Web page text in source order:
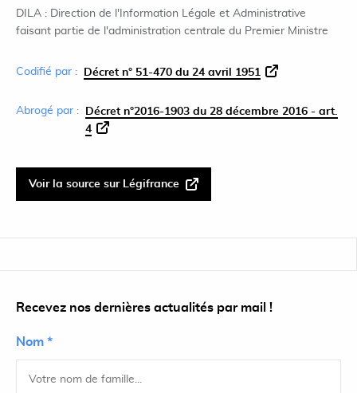
DILA : Direction de l'Information Légale et Administrative
faisant partie de l'administration centrale du Premier Ministre
Codifié par : Décret n° 51-470 du 24 avril 1951
Abrogé par :
Décret n°2016-1903 du 28 décembre 2016 - art.
4
Voir la source sur Légifrance
Recevez nos dernières actualités par mail !
Nom *